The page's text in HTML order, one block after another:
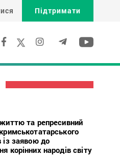
Підтримати
та репресивний
із заявою до
корінних народів світу